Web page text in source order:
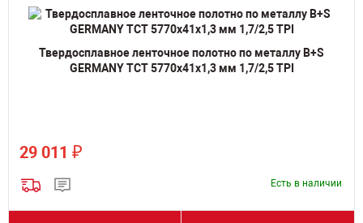
Твердосплавное ленточное полотно по металлу B+S
GERMANY TCT 5770х41х1,3 мм 1,7/2,5 TPI
29 011 ₽
Есть в наличии